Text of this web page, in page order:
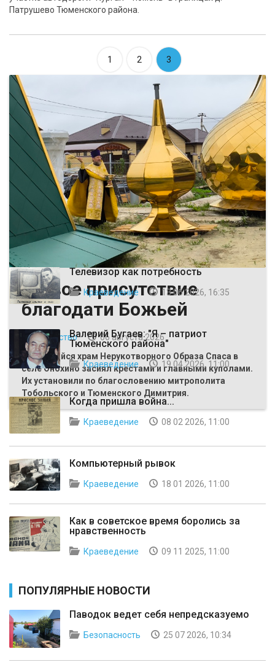
Патрушево Тюменского района.
1 2 3
Живое присутствие
благодати Божьей
Общество
06 августа 2026
Строящийся храм Нерукотворного Образа Спаса в
селе Онохино засиял крестами и главными куполами.
Их установили по благословению митрополита
Тобольского и Тюменского Димитрия.
ВЫБОР РЕДАКЦИИ
Телевизор как потребность
Краеведение 13 06 2026, 16:35
Валерий Бугаев: "Я – патриот
Тюменского района"
Краеведение 19 04 2026, 11:00
Когда пришла война...
Краеведение 08 02 2026, 11:00
Компьютерный рывок
Краеведение 18 01 2026, 11:00
Как в советское время боролись за
нравственность
Краеведение 09 11 2025, 11:00
ПОПУЛЯРНЫЕ НОВОСТИ
Паводок ведет себя непредсказуемо
Безопасность 25 07 2026, 10:34